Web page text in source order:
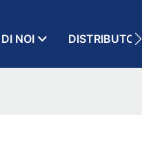
NOI DISTRIBUTORE